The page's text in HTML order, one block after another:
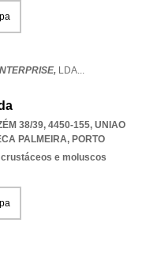
LDA...
38/39, 4450-155, UNIAO
PALMEIRA, PORTO
e moluscos